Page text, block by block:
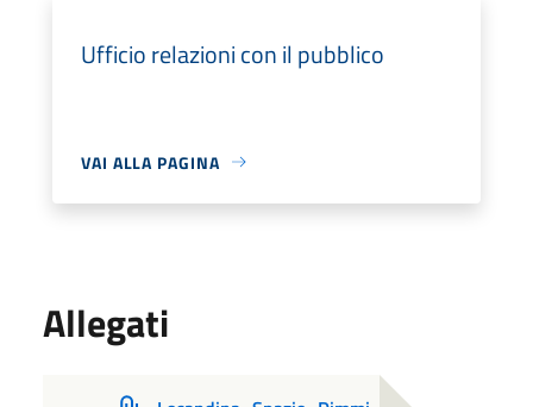
Ufficio relazioni con il pubblico
VAI ALLA PAGINA
Allegati